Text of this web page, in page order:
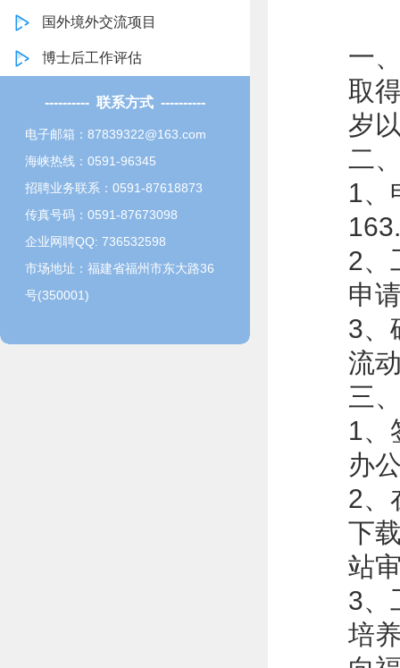
国外境外交流项目
博士后工作评估
---------- 联系方式 ----------
电子邮箱：87839322@163.com
海峡热线：0591-96345
招聘业务联系：0591-87618873
传真号码：0591-87673098
企业网聘QQ: 736532598
市场地址：福建省福州市东大路36
号(350001)
一
取
岁
二
1、
2、
申
3、
流
三
1、
办
2、
下
站
3、
培